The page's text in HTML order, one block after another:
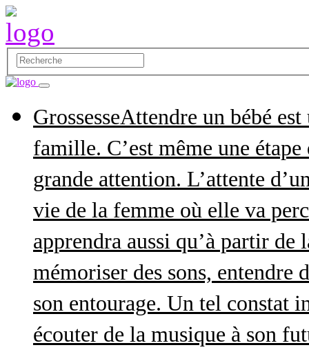
GrossesseAttendre un bébé
famille. C’est même une
grande attention. L’attente
vie de la femme où elle va
apprendra aussi qu’à partir
mémoriser des sons, entendre
son entourage. Un tel constat
écouter de la musique à son